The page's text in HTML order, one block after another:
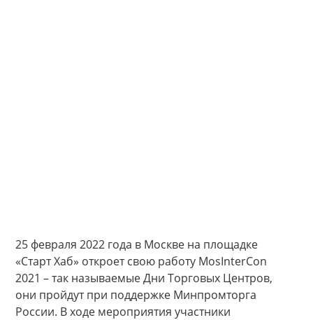
25 февраля 2022 года в Москве на площадке
«Старт Хаб» откроет свою работу MosInterCon
2021 – так называемые Дни Торговых Центров,
они пройдут при поддержке Минпромторга
России. В ходе мероприятия участники